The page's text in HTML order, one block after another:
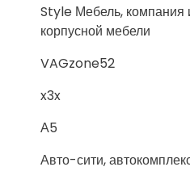
Style Мебель, компания
корпусной мебели
VAGzone52
x3x
А5
Авто-сити,